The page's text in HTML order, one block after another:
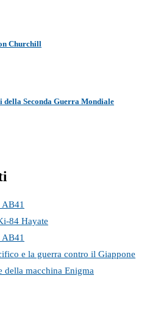
Churchill
della Seconda Guerra Mondiale
84 Hayate
e la guerra contro il Giappone
della macchina Enigma